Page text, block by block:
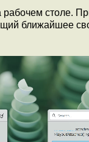
рабочем столе.
ближайшее